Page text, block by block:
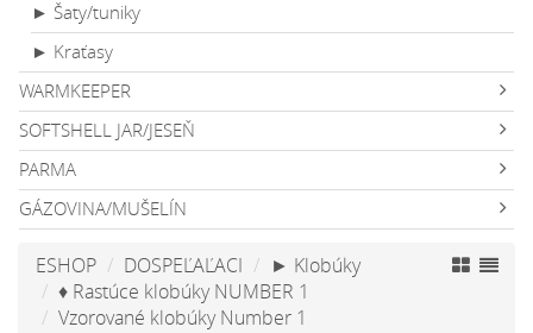
► Šaty/tuniky
► Kraťasy
WARMKEEPER
SOFTSHELL JAR/JESEŇ
PARMA
GÁZOVINA/MUŠELÍN
ESHOP DOSPEĽAĽACI
► Klobúky
♦ Rastúce klobúky NUMBER 1
Vzorované klobúky Number 1